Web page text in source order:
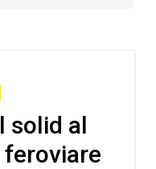
solid al